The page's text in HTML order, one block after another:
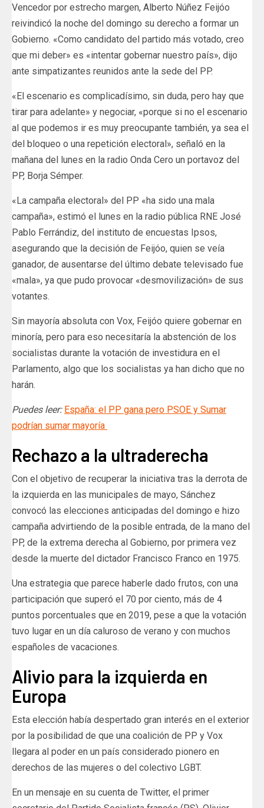
Vencedor por estrecho margen, Alberto Núñez Feijóo
reivindicó la noche del domingo su derecho a formar un
Gobierno. «Como candidato del partido más votado, creo
que mi deber» es «intentar gobernar nuestro país», dijo
ante simpatizantes reunidos ante la sede del PP.
«El escenario es complicadísimo, sin duda, pero hay que
tirar para adelante» y negociar, «porque si no el escenario
al que podemos ir es muy preocupante también, ya sea el
del bloqueo o una repetición electoral», señaló en la
mañana del lunes en la radio Onda Cero un portavoz del
PP, Borja Sémper.
«La campaña electoral» del PP «ha sido una mala
campaña», estimó el lunes en la radio pública RNE José
Pablo Ferrándiz, del instituto de encuestas Ipsos,
asegurando que la decisión de Feijóo, quien se veía
ganador, de ausentarse del último debate televisado fue
«mala», ya que pudo provocar «desmovilización» de sus
votantes.
Sin mayoría absoluta con Vox, Feijóo quiere gobernar en
minoría, pero para eso necesitaría la abstención de los
socialistas durante la votación de investidura en el
Parlamento, algo que los socialistas ya han dicho que no
harán.
Puedes leer: España: el PP gana pero PSOE y Sumar
podrían sumar mayoría
Rechazo a la ultraderecha
Con el objetivo de recuperar la iniciativa tras la derrota de
la izquierda en las municipales de mayo, Sánchez
convocó las elecciones anticipadas del domingo e hizo
campaña advirtiendo de la posible entrada, de la mano del
PP, de la extrema derecha al Gobierno, por primera vez
desde la muerte del dictador Francisco Franco en 1975.
Una estrategia que parece haberle dado frutos, con una
participación que superó el 70 por ciento, más de 4
puntos porcentuales que en 2019, pese a que la votación
tuvo lugar en un día caluroso de verano y con muchos
españoles de vacaciones.
Alivio para la izquierda en
Europa
Esta elección había despertado gran interés en el exterior
por la posibilidad de que una coalición de PP y Vox
llegara al poder en un país considerado pionero en
derechos de las mujeres o del colectivo LGBT.
En un mensaje en su cuenta de Twitter, el primer